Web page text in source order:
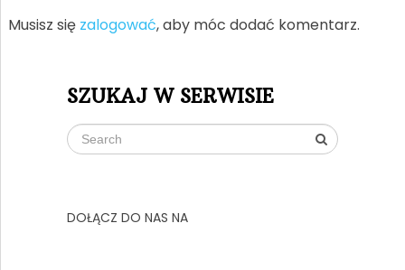
Musisz się zalogować, aby móc dodać komentarz.
SZUKAJ W SERWISIE
DOŁĄCZ DO NAS NA